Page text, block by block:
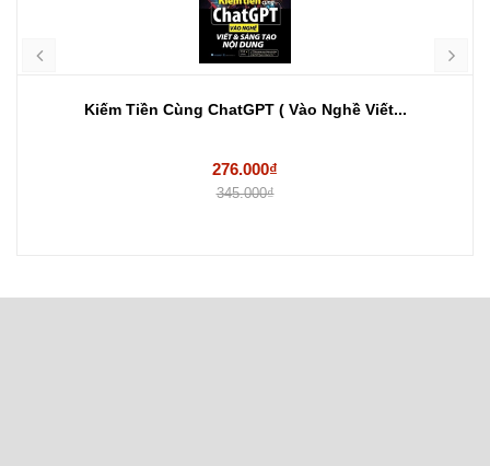
Kiếm Tiền Cùng ChatGPT ( Vào Nghề Viết...
276.000₫
345.000₫